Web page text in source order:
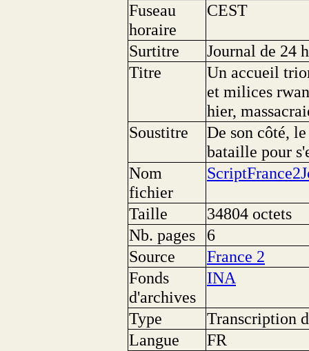
Fuseau
horaire
CEST
Surtitre
Journal de 24
Titre
Un accueil
et milices
hier,
Soustitre
De son côté,
bataille pour
Nom
fichier
Taille
34804 octets
Nb. pages
6
Source
France 2
Fonds
d'archives
INA
Type
Transcription
Langue
FR